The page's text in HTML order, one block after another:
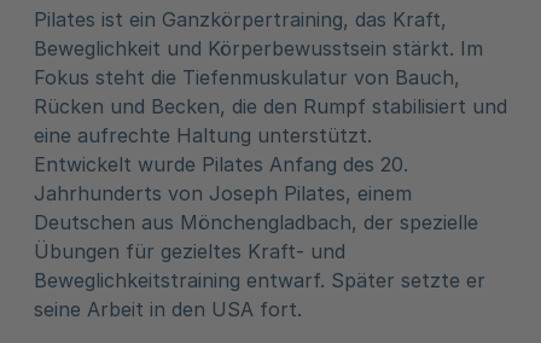
Pilates ist ein Ganzkörpertraining, das Kraft,
Beweglichkeit und Körperbewusstsein stärkt. Im
Fokus steht die Tiefenmuskulatur von Bauch,
Rücken und Becken, die den Rumpf stabilisiert und
eine aufrechte Haltung unterstützt.
Entwickelt wurde Pilates Anfang des 20.
Jahrhunderts von Joseph Pilates, einem
Deutschen aus Mönchengladbach, der spezielle
Übungen für gezieltes Kraft- und
Beweglichkeitstraining entwarf. Später setzte er
seine Arbeit in den USA fort.